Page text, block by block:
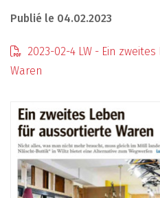
Publié le 04.02.2023
2023-02-4 LW - Ein
Waren